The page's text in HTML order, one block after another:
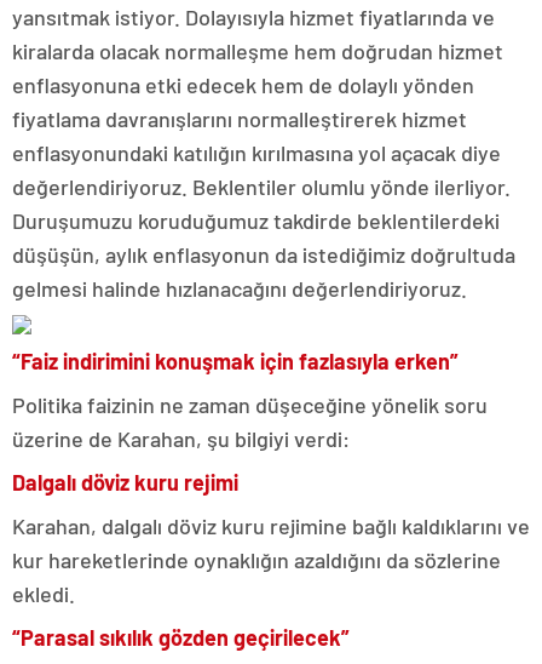
yansıtmak istiyor. Dolayısıyla hizmet fiyatlarında ve
kiralarda olacak normalleşme hem doğrudan hizmet
enflasyonuna etki edecek hem de dolaylı yönden
fiyatlama davranışlarını normalleştirerek hizmet
enflasyonundaki katılığın kırılmasına yol açacak diye
değerlendiriyoruz. Beklentiler olumlu yönde ilerliyor.
Duruşumuzu koruduğumuz takdirde beklentilerdeki
düşüşün, aylık enflasyonun da istediğimiz doğrultuda
gelmesi halinde hızlanacağını değerlendiriyoruz.
“Faiz indirimini konuşmak için fazlasıyla erken”
Politika faizinin ne zaman düşeceğine yönelik soru
üzerine de Karahan, şu bilgiyi verdi:
Dalgalı döviz kuru rejimi
Karahan, dalgalı döviz kuru rejimine bağlı kaldıklarını ve
kur hareketlerinde oynaklığın azaldığını da sözlerine
ekledi.
“Parasal sıkılık gözden geçirilecek”